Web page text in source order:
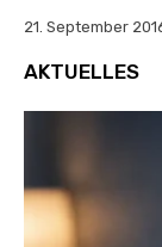
21. September
AKTUELLES